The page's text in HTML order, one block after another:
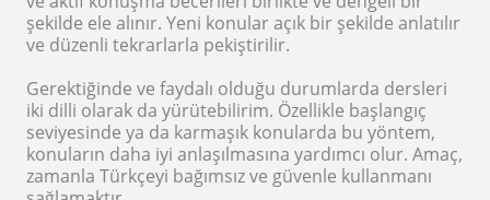
şekilde ele alınır. Yeni konular açık bir şekilde anlatılır
ve düzenli tekrarlarla pekiştirilir.
Gerektiğinde ve faydalı olduğu durumlarda dersleri
iki dilli olarak da yürütebilirim. Özellikle başlangıç
seviyesinde ya da karmaşık konularda bu yöntem,
konuların daha iyi anlaşılmasına yardımcı olur. Amaç,
zamanla Türkçeyi bağımsız ve güvenle kullanmanı